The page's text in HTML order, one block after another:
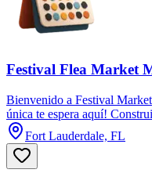
Festival Flea Market
Bienvenido a Festival
única te espera aquí!
Fort Lauderdale, FL